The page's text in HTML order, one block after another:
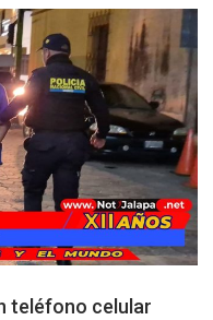
teléfono celular